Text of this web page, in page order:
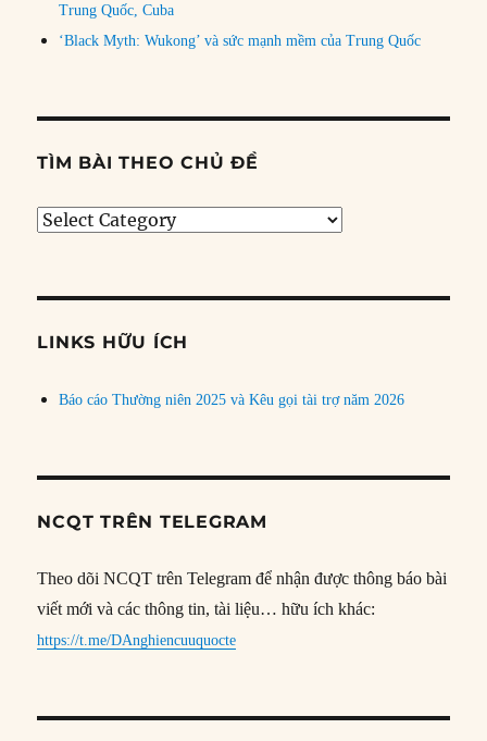
Trung Quốc, Cuba
‘Black Myth: Wukong’ và sức mạnh mềm của Trung Quốc
TÌM BÀI THEO CHỦ ĐỀ
Tìm
đề
LINKS HỮU ÍCH
Báo cáo Thường niên 2025 và Kêu gọi tài trợ năm 2026
NCQT TRÊN TELEGRAM
Theo dõi NCQT trên Telegram để nhận được thông báo bài
viết mới và các thông tin, tài liệu… hữu ích khác:
https://t.me/DAnghiencuuquocte